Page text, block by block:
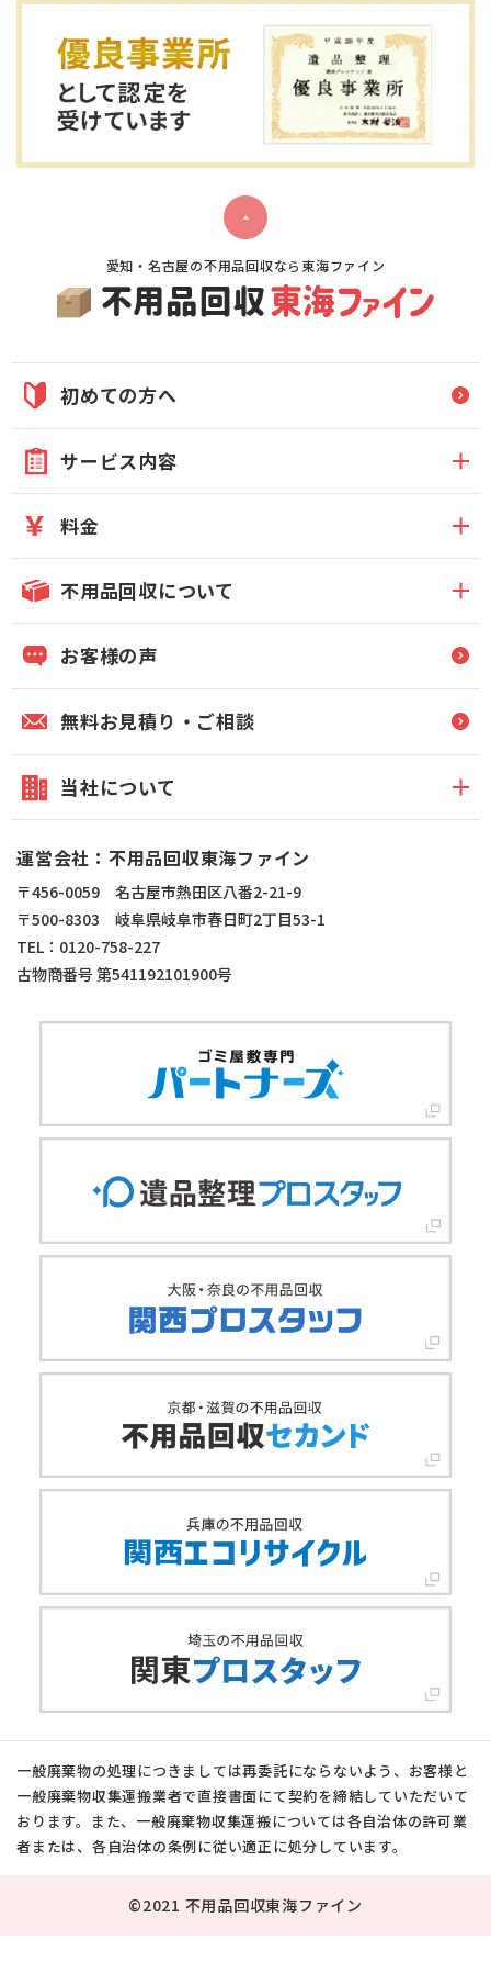
愛知・名古屋の不用品回収なら東海ファイン
初めての方へ
サービス内容
料金
不用品回収について
お客様の声
無料お見積り・ご相談
当社について
運営会社：不用品回収東海ファイン
〒456-0059 名古屋市熱田区八番2-21-9
〒500-8303 岐阜県岐阜市春日町2丁目53-1
TEL：0120-758-227
古物商番号 第541192101900号
一般廃棄物の処理につきましては再委託にならないよう、お客様と
一般廃棄物収集運搬業者で直接書面にて契約を締結していただいて
おります。また、一般廃棄物収集運搬については各自治体の許可業
者または、各自治体の条例に従い適正に処分しています。
©2021 不用品回収東海ファイン